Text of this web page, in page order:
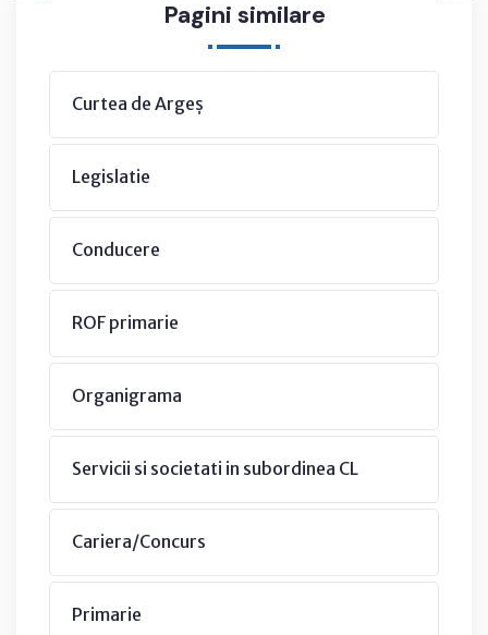
Pagini similare
Curtea de Argeș
Legislatie
Conducere
ROF primarie
Organigrama
Servicii si societati in subordinea CL
Cariera/Concurs
Primarie